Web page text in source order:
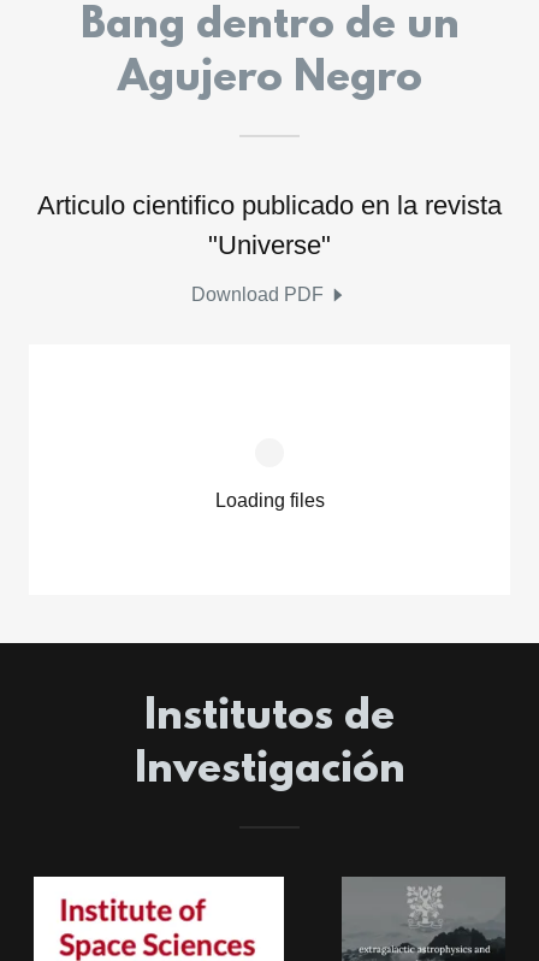
Bang dentro de un
Agujero Negro
Articulo cientifico publicado en la revista
"Universe"
Download PDF
Loading files
Institutos de
Investigación